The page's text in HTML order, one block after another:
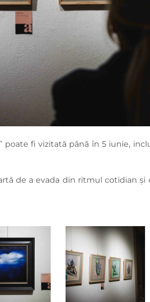
fi vizitată până în 5 iunie,
de a evada din ritmul cotidian și